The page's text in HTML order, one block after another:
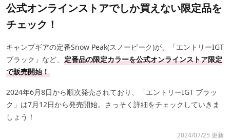
公式オンラインストアでしか買えない限定品を
チェック！
キャンプギアの定番Snow Peak(スノーピーク)が、「エントリーIGT
ブラック」など、 定番品の限定カラーを公式オンラインストア限定
で販売開始！
2024年6月8日から順次発売されており、「エントリーIGT ブラッ
ク」は7月12日から発売開始。さっそく詳細をチェックしていきま
しょう！
2024/07/25 更新